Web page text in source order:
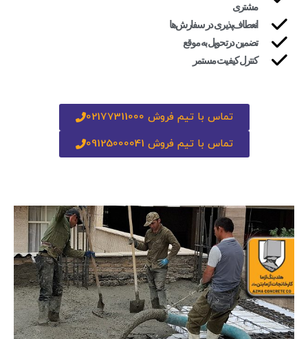
مشتری
انعطاف‌پذیری در سفارش‌ها
تضمین درتحویل به موقع
کنترل کیفیت مستمر
تماس با تیم فروش 02177311000
تماس با تیم فروش 09125000041